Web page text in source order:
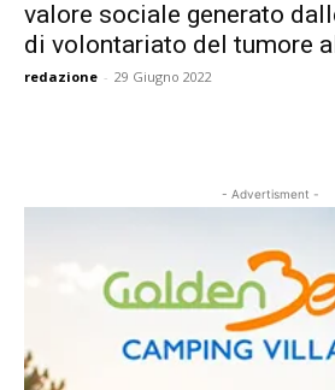
valore sociale generato
di volontariato del tumore
redazione - 29 Giugno 2022
- Advertisment -